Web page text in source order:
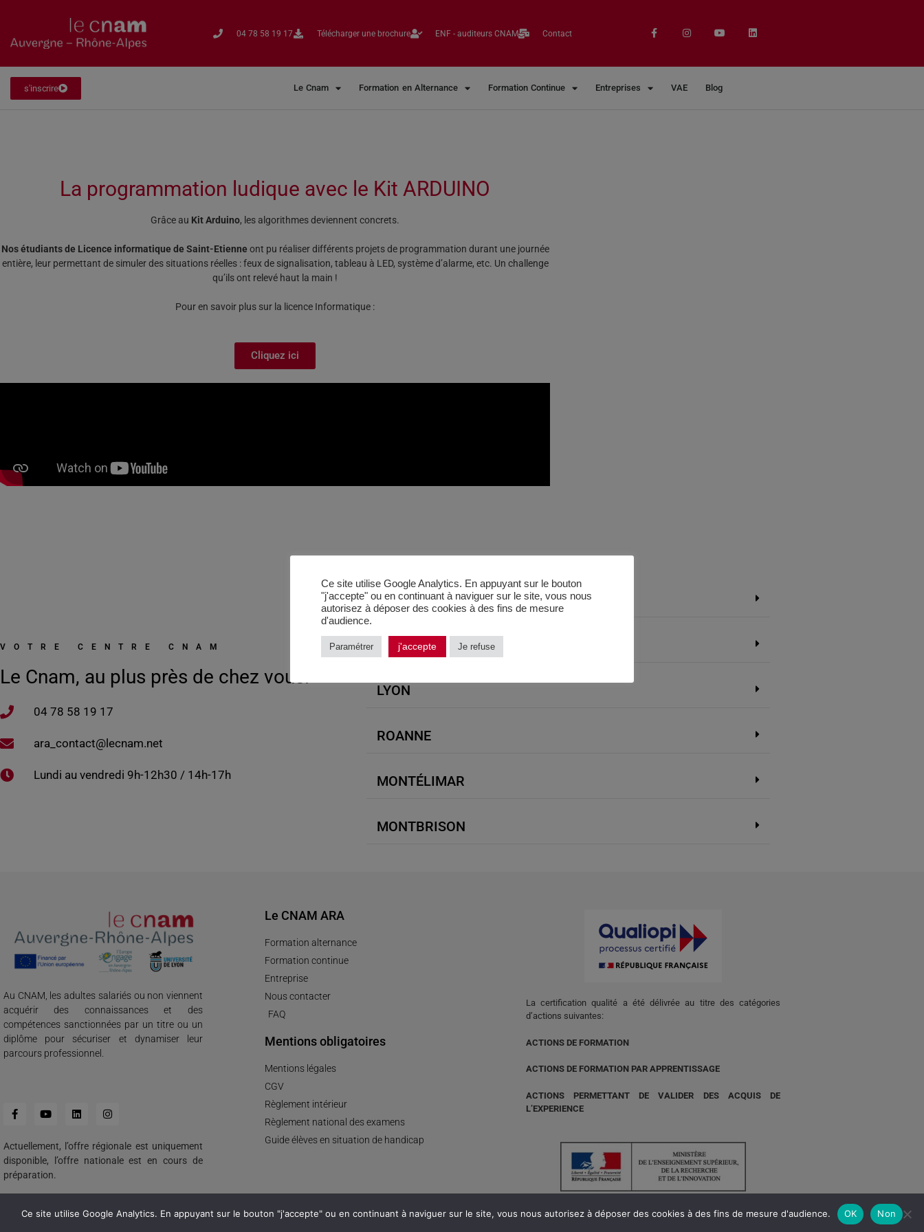
04 78 58 19 17​ Télécharger une brochure ENF - auditeurs CNAM Contact
s'inscrire Le Cnam Formation en Alternance Formation Continue Entreprises VAE Blog
La programmation ludique avec le Kit ARDUINO
Grâce au Kit Arduino, les algorithmes deviennent concrets.
Nos étudiants de Licence informatique de Saint-Etienne ont pu réaliser différents projets de programmation durant une journée
entière, leur permettant de simuler des situations réelles : feux de signalisation, tableau à LED, système d’alarme, etc. Un challenge
qu’ils ont relevé haut la main !
Pour en savoir plus sur la licence Informatique :
Cliquez ici
VOTRE CENTRE CNAM
Le Cnam, au plus près de chez vous.
04 78 58 19 17​
ara_contact@lecnam.net
Lundi au vendredi 9h-12h30 / 14h-17h
GRENOBLE
SAINT-ÉTIENNE
LYON
ROANNE
MONTÉLIMAR
MONTBRISON
Au CNAM, les adultes salariés ou non viennent
acquérir des connaissances et des
compétences sanctionnées par un titre ou un
diplôme pour sécuriser et dynamiser leur
parcours professionnel.
Actuellement, l’offre régionale est uniquement
disponible, l’offre nationale est en cours de
préparation.
Le CNAM ARA
Formation alternance
Formation continue
Entreprise
Nous contacter
FAQ
Mentions obligatoires
Mentions légales
CGV
Règlement intérieur
Règlement national des examens
Guide élèves en situation de handicap
La certification qualité a été délivrée au titre des catégories
d’actions suivantes:
ACTIONS DE FORMATION
ACTIONS DE FORMATION PAR APPRENTISSAGE
ACTIONS PERMETTANT DE VALIDER DES ACQUIS DE
L’EXPERIENCE
Ce site utilise Google Analytics. En appuyant sur le bouton
"j'accepte" ou en continuant à naviguer sur le site, vous nous
autorisez à déposer des cookies à des fins de mesure
d'audience.
Paramétrer j'accepte Je refuse
Ce site utilise Google Analytics. En appuyant sur le bouton "j'accepte" ou en continuant à naviguer sur le site, vous nous autorisez à déposer des cookies à des fins de mesure d'audience. OK Non